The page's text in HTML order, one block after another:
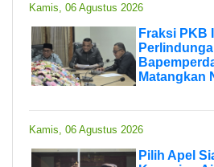
Kamis, 06 Agustus 2026
Fraksi PKB
Matangkan
Kamis, 06 Agustus 2026
Pilih Apel